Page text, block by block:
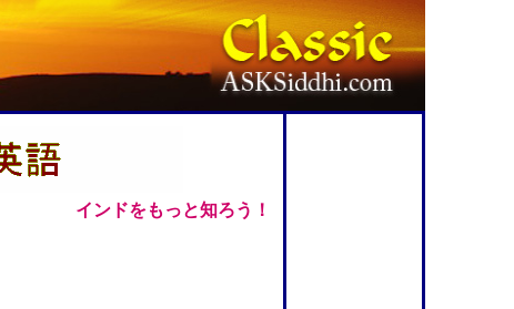
インドをもっと知ろう！